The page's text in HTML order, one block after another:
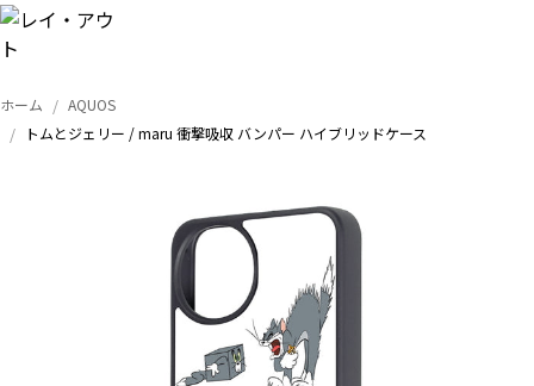
トップ
ホーム
AQUOS
トムとジェリー / maru 衝撃吸収 バンパー ハイブリッドケース